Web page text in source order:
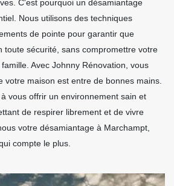
C'est pourquoi un désamiantage
Nous utilisons des techniques
de pointe pour garantir que
toute sécurité, sans compromettre votre
Avec Johnny Rénovation, vous
votre maison est entre de bonnes mains.
vous offrir un environnement sain et
de respirer librement et de vivre
votre désamiantage à Marchampt,
compte le plus.